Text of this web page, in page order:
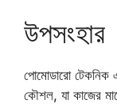
উপসংহার
পোমোডারো টেকনিক
কৌশল, যা কাজের